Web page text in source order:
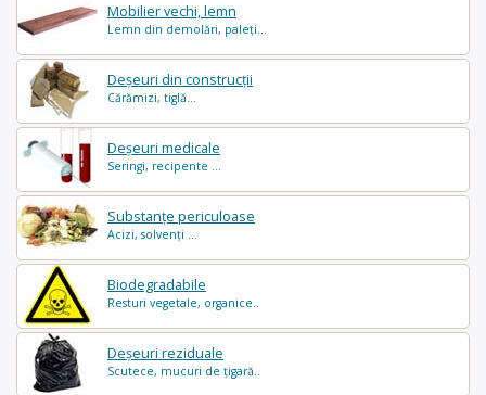
Mobilier vechi, lemn
Lemn din demolări, paleți...
Deșeuri din construcții
Cărămizi, tiglă...
Deșeuri medicale
Seringi, recipente ...
Substanțe periculoase
Acizi, solvenți ...
Biodegradabile
Resturi vegetale, organice..
Deșeuri reziduale
Scutece, mucuri de țigară..